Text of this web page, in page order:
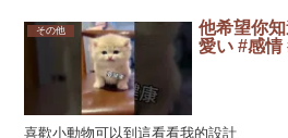
その他
他希望你
愛い #感情
喜歡小動物可以到這看看我的設計